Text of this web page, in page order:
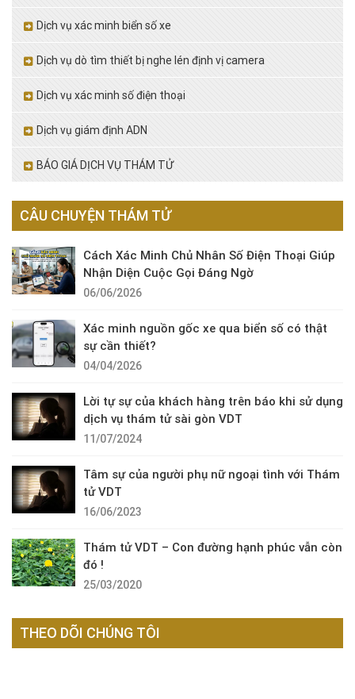
Dịch vụ xác minh biển số xe
Dịch vụ dò tìm thiết bị nghe lén định vị camera
Dịch vụ xác minh số điện thoại
Dịch vụ giám định ADN
BÁO GIÁ DỊCH VỤ THÁM TỬ
CÂU CHUYỆN THÁM TỬ
Cách Xác Minh Chủ Nhân Số Điện Thoại Giúp
Nhận Diện Cuộc Gọi Đáng Ngờ
06/06/2026
Xác minh nguồn gốc xe qua biển số có thật
sự cần thiết?
04/04/2026
Lời tự sự của khách hàng trên báo khi sử dụng
dịch vụ thám tử sài gòn VDT
11/07/2024
Tâm sự của người phụ nữ ngoại tình với Thám
tử VDT
16/06/2023
Thám tử VDT – Con đường hạnh phúc vẫn còn
đó !
25/03/2020
THEO DÕI CHÚNG TÔI